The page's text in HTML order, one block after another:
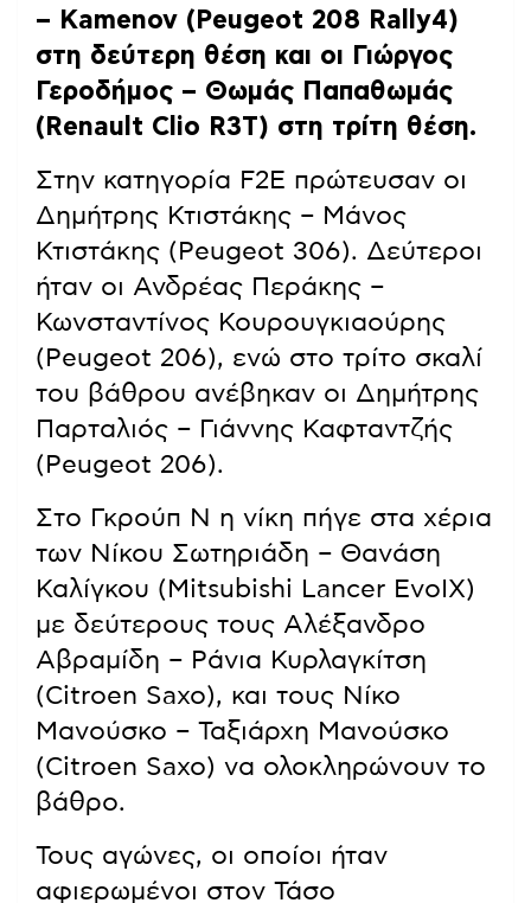
– Kamenov (Peugeot 208 Rally4)
στη δεύτερη θέση και οι Γιώργος
Γεροδήμος – Θωμάς Παπαθωμάς
(Renault Clio R3T) στη τρίτη θέση.
Στην κατηγορία F2E πρώτευσαν οι
Δημήτρης Κτιστάκης – Μάνος
Κτιστάκης (Peugeot 306). Δεύτεροι
ήταν οι Ανδρέας Περάκης –
Κωνσταντίνος Κουρουγκιαούρης
(Peugeot 206), ενώ στο τρίτο σκαλί
του βάθρου ανέβηκαν οι Δημήτρης
Παρταλιός – Γιάννης Καφταντζής
(Peugeot 206).
Στο Γκρούπ N η νίκη πήγε στα χέρια
των Νίκου Σωτηριάδη – Θανάση
Καλίγκου (Mitsubishi Lancer EvoIX)
με δεύτερους τους Αλέξανδρο
Αβραμίδη – Ράνια Κυρλαγκίτση
(Citroen Saxo), και τους Νίκο
Μανούσκο – Ταξιάρχη Μανούσκο
(Citroen Saxo) να ολοκληρώνουν το
βάθρο.
Τους αγώνες, οι οποίοι ήταν
αφιερωμένοι στον Τάσο